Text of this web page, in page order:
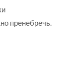
пренебречь.